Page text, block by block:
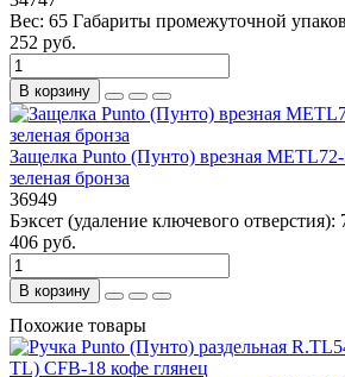
Вес: 65 Габариты промежуточной
252 руб.
В корзину
Защелка Punto (Пунто) врезная
зеленая бронза
36949
Бэксет (удаление ключевого отверстия):
406 руб.
В корзину
Похожие товары